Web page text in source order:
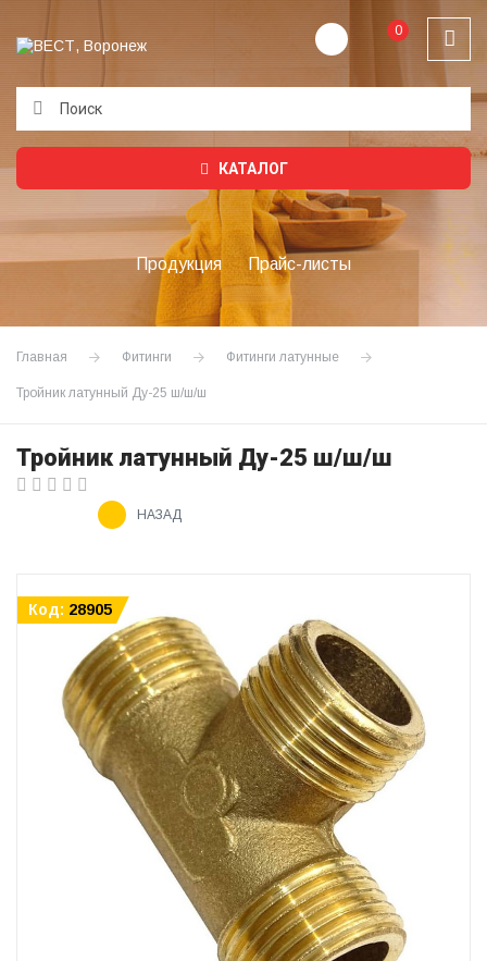
0
КАТАЛОГ
Продукция Прайс-листы
Главная Фитинги Фитинги латунные
Тройник латунный Ду-25 ш/ш/ш
Тройник латунный Ду-25 ш/ш/ш
НАЗАД
Код: 28905